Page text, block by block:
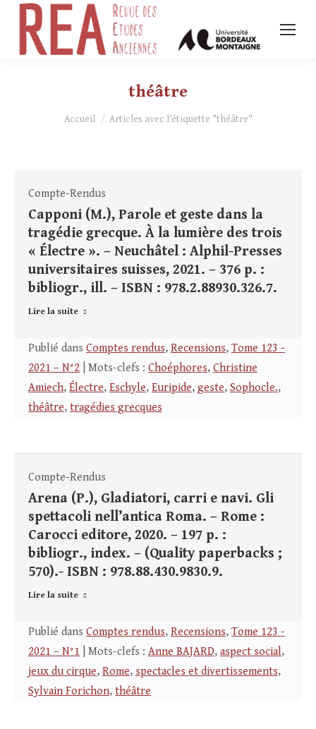
théâtre
Vous êtes ici :
Accueil Articles avec l’étiquette "théâtre"
Compte-Rendus
Capponi (M.), Parole et geste dans la
tragédie grecque. À la lumière des trois
« Électre ». – Neuchâtel : Alphil-Presses
universitaires suisses, 2021. – 376 p. :
bibliogr., ill. – ISBN : 978.2.88930.326.7.
Lire la suite
Publié dans Comptes rendus, Recensions, Tome 123 -
2021 – N°2 | Mots-clefs : Choéphores, Christine
Amiech, Électre, Eschyle, Euripide, geste, Sophocle.,
théâtre, tragédies grecques
Compte-Rendus
Arena (P.), Gladiatori, carri e navi. Gli
spettacoli nell’antica Roma. – Rome :
Carocci editore, 2020. – 197 p. :
bibliogr., index. – (Quality paperbacks ;
570).- ISBN : 978.88.430.9830.9.
Lire la suite
Publié dans Comptes rendus, Recensions, Tome 123 -
2021 – N°1 | Mots-clefs : Anne BAJARD, aspect social,
jeux du cirque, Rome, spectacles et divertissements,
Sylvain Forichon, théâtre